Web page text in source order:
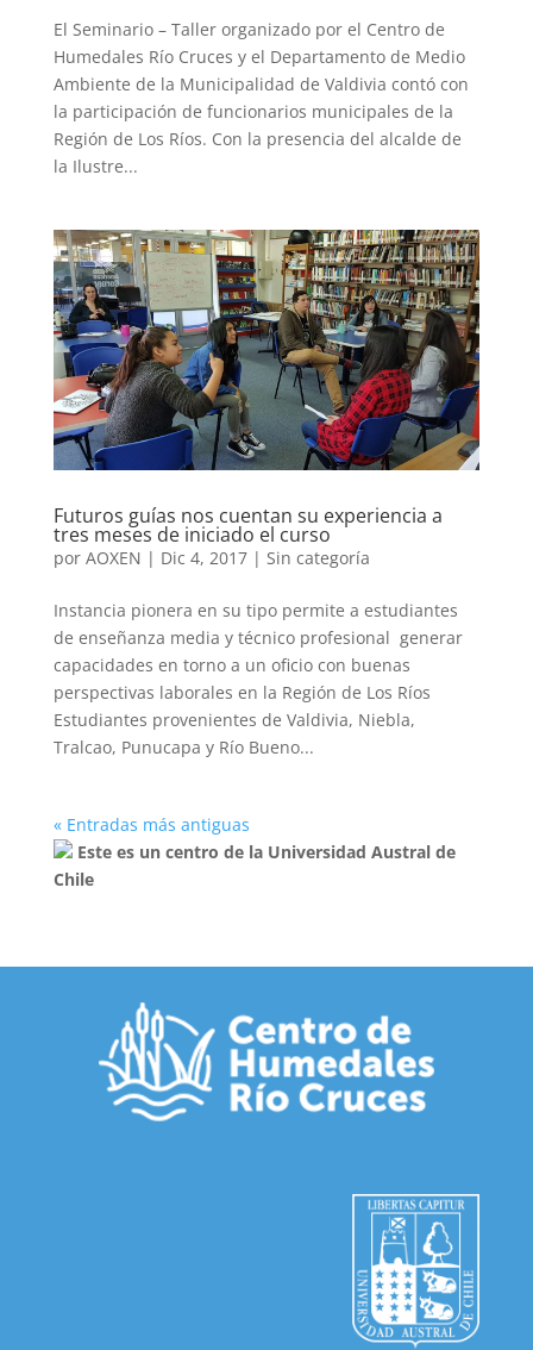
El Seminario – Taller organizado por el Centro de
Humedales Río Cruces y el Departamento de Medio
Ambiente de la Municipalidad de Valdivia contó con
la participación de funcionarios municipales de la
Región de Los Ríos. Con la presencia del alcalde de
la Ilustre...
Futuros guías nos cuentan su experiencia a
tres meses de iniciado el curso
por AOXEN | Dic 4, 2017| Sin categoría
Instancia pionera en su tipo permite a estudiantes
de enseñanza media y técnico profesional generar
capacidades en torno a un oficio con buenas
perspectivas laborales en la Región de Los Ríos
Estudiantes provenientes de Valdivia, Niebla,
Tralcao, Punucapa y Río Bueno...
« Entradas más antiguas
Este es un centro de la Universidad Austral de
Chile